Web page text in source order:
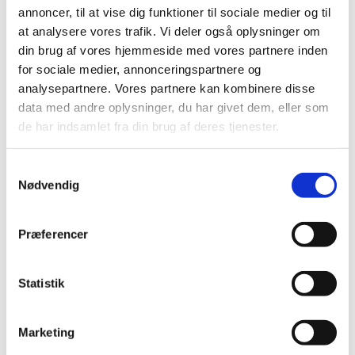
annoncer, til at vise dig funktioner til sociale medier og til
at analysere vores trafik. Vi deler også oplysninger om
din brug af vores hjemmeside med vores partnere inden
for sociale medier, annonceringspartnere og
analysepartnere. Vores partnere kan kombinere disse
data med andre oplysninger, du har givet dem, eller som
de har indsamlet fra din brug af deres tjenester.
Nødvendig
Præferencer
Statistik
Marketing
​H103
MÅL: 6,6X6,6X3
CT: 0,86